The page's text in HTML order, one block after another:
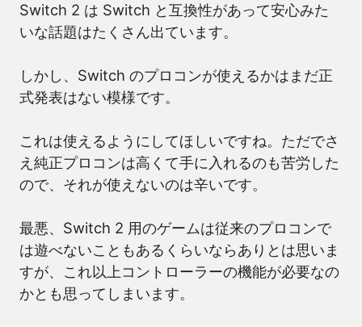
Switch 2 は Switch と互換性があって安心みた
いな話題はたくさん出ています。
しかし、Switch のプロコンが使えるかはまだ正
式発表はない模様です。
これは使えるようにしてほしいですね。ただでさ
え純正プロコンは高くて手に入れるのも苦労した
ので、それが使えないのは辛いです。
最悪、Switch 2 用のゲームは従来のプロコンで
は遊べないこともあるくらいならありとは思いま
すが、これ以上コントローラーの機能が必要なの
かとも思ってしまいます。